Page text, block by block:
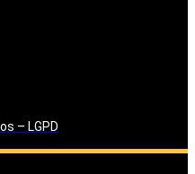
– LGPD